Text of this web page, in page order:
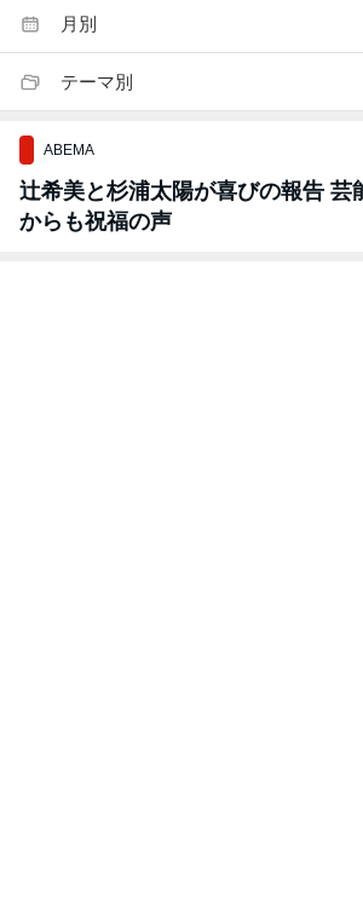
月別
テーマ別
ABEMA
辻希美と杉浦太陽が喜びの報告 芸
からも祝福の声